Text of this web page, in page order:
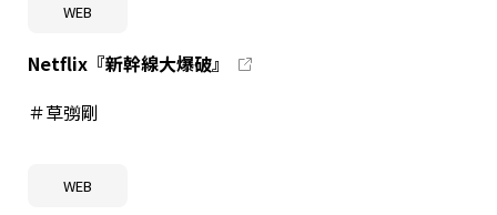
WEB
Netflix『新幹線大爆破』
＃草彅剛
WEB